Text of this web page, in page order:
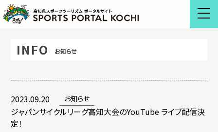
Skip
to
INFO お知らせ
2023.09.20 お知らせ
ジャパンサイクルリーグ高知大会のYouTube ライブ配信決
定！